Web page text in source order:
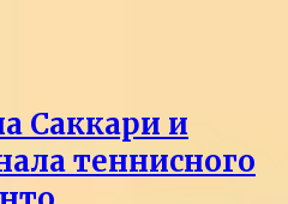
Саккари и
теннисного